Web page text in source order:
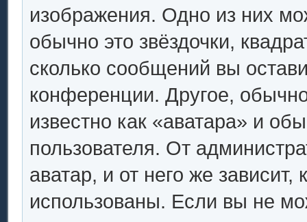
изображения. Одно из них
обычно это звёздочки,
сколько сообщений вы
конференции. Другое,
известно как «аватара» и
пользователя. От
аватар, и от него же
использованы. Если вы не